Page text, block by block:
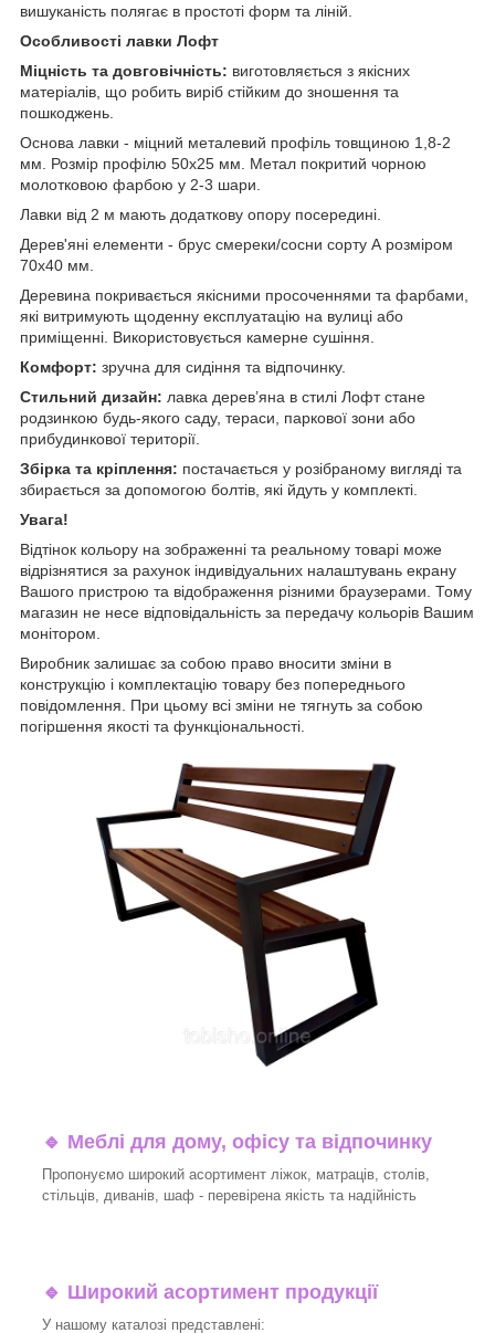
вишуканість полягає в простоті форм та ліній.
Особливості лавки Лофт
Міцність та довговічність: виготовляється з якісних
матеріалів, що робить виріб стійким до зношення та
пошкоджень.
Основа лавки - міцний металевий профіль товщиною 1,8-2
мм. Розмір профілю 50х25 мм. Метал покритий чорною
молотковою фарбою у 2-3 шари.
Лавки від 2 м мають додаткову опору посередині.
Дерев'яні елементи - брус смереки/сосни сорту А розміром
70х40 мм.
Деревина покривається якісними просоченнями та фарбами,
які витримують щоденну експлуатацію на вулиці або
приміщенні. Використовується камерне сушіння.
Комфорт: зручна для сидіння та відпочинку.
Стильний дизайн: лавка дерев’яна в стилі Лофт стане
родзинкою будь-якого саду, тераси, паркової зони або
прибудинкової території.
Збірка та кріплення: постачається у розібраному вигляді та
збирається за допомогою болтів, які йдуть у комплекті.
Увага!
Відтінок кольору на зображенні та реальному товарі може
відрізнятися за рахунок індивідуальних налаштувань екрану
Вашого пристрою та відображення різними браузерами. Тому
магазин не несе відповідальність за передачу кольорів Вашим
монітором.
Виробник залишає за собою право вносити зміни в
конструкцію і комплектацію товару без попереднього
повідомлення. При цьому всі зміни не тягнуть за собою
погіршення якості та функціональності.
🔹 Меблі для дому, офісу та відпочинку
Пропонуємо широкий асортимент ліжок, матраців, столів,
стільців, диванів, шаф - перевірена якість та надійність
🔹 Широкий асортимент продукції
У нашому каталозі представлені: